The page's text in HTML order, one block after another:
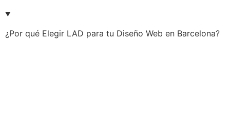
¿Por qué Elegir LAD para tu Diseño Web en Barcelona?